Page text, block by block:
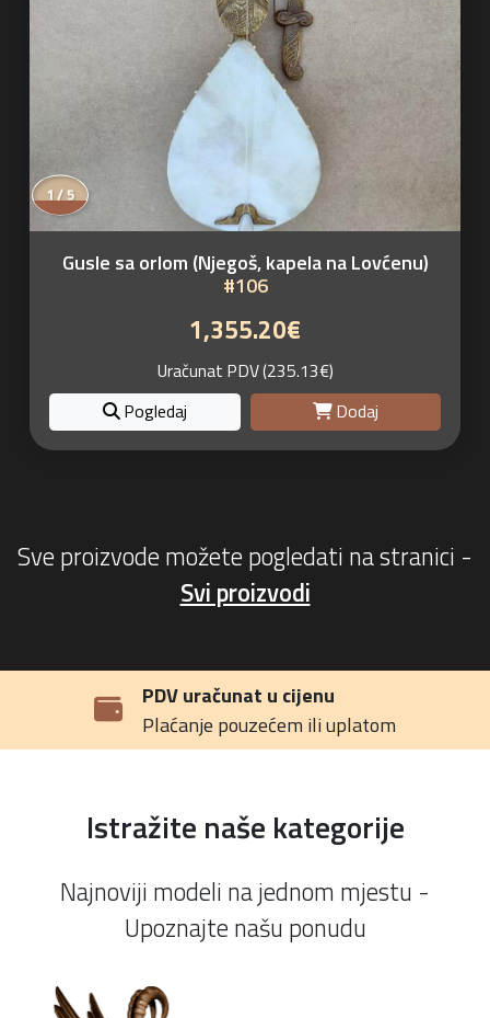
2 / 5
Gusle sa orlom (Njegoš, kapela na Lovćenu)
#106
1,355.20€
Uračunat PDV (235.13€)
Pogledaj
Dodaj
Sve proizvode možete pogledati na stranici -
Svi proizvodi
PDV uračunat u cijenu
Plaćanje pouzećem ili uplatom
Istražite naše kategorije
Najnoviji modeli na jednom mjestu -
Upoznajte našu ponudu